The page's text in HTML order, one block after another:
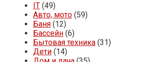
IT (49)
Авто, мото (59)
Баня (12)
Бассейн (6)
Бытовая техника (31)
Дети (14)